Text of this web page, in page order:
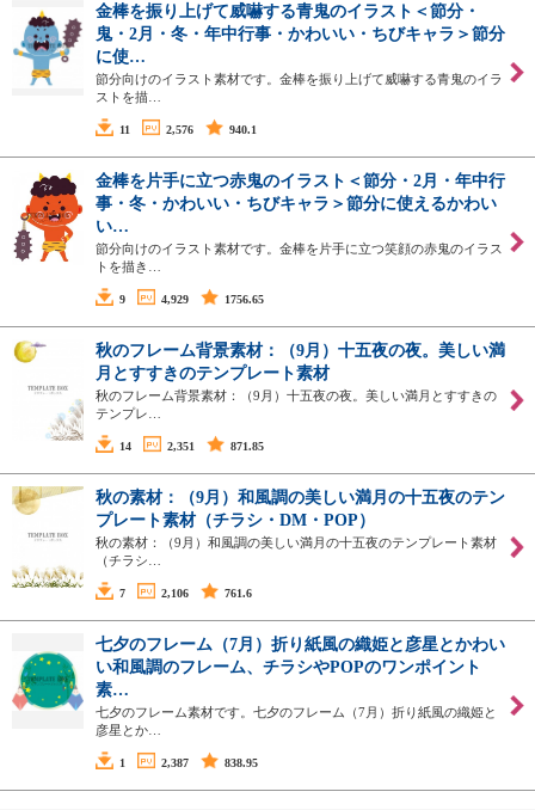
金棒を振り上げて威嚇する青鬼のイラスト＜節分・
鬼・2月・冬・年中行事・かわいい・ちびキャラ＞節分
に使…
節分向けのイラスト素材です。金棒を振り上げて威嚇する青鬼のイラ
ストを描…
11 2,576 940.1
金棒を片手に立つ赤鬼のイラスト＜節分・2月・年中行
事・冬・かわいい・ちびキャラ＞節分に使えるかわい
い…
節分向けのイラスト素材です。金棒を片手に立つ笑顔の赤鬼のイラス
トを描き…
9 4,929 1756.65
秋のフレーム背景素材：（9月）十五夜の夜。美しい満
月とすすきのテンプレート素材
秋のフレーム背景素材：（9月）十五夜の夜。美しい満月とすすきの
テンプレ…
14 2,351 871.85
秋の素材：（9月）和風調の美しい満月の十五夜のテン
プレート素材（チラシ・DM・POP）
秋の素材：（9月）和風調の美しい満月の十五夜のテンプレート素材
（チラシ…
7 2,106 761.6
七夕のフレーム（7月）折り紙風の織姫と彦星とかわい
い和風調のフレーム、チラシやPOPのワンポイント
素…
七夕のフレーム素材です。七夕のフレーム（7月）折り紙風の織姫と
彦星とか…
1 2,387 838.95